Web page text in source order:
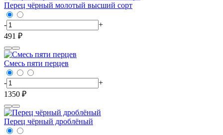
Перец чёрный молотый высший сорт
-
+
491 ₽
Смесь пяти перцев
-
+
1350 ₽
Перец чёрный дроблёный